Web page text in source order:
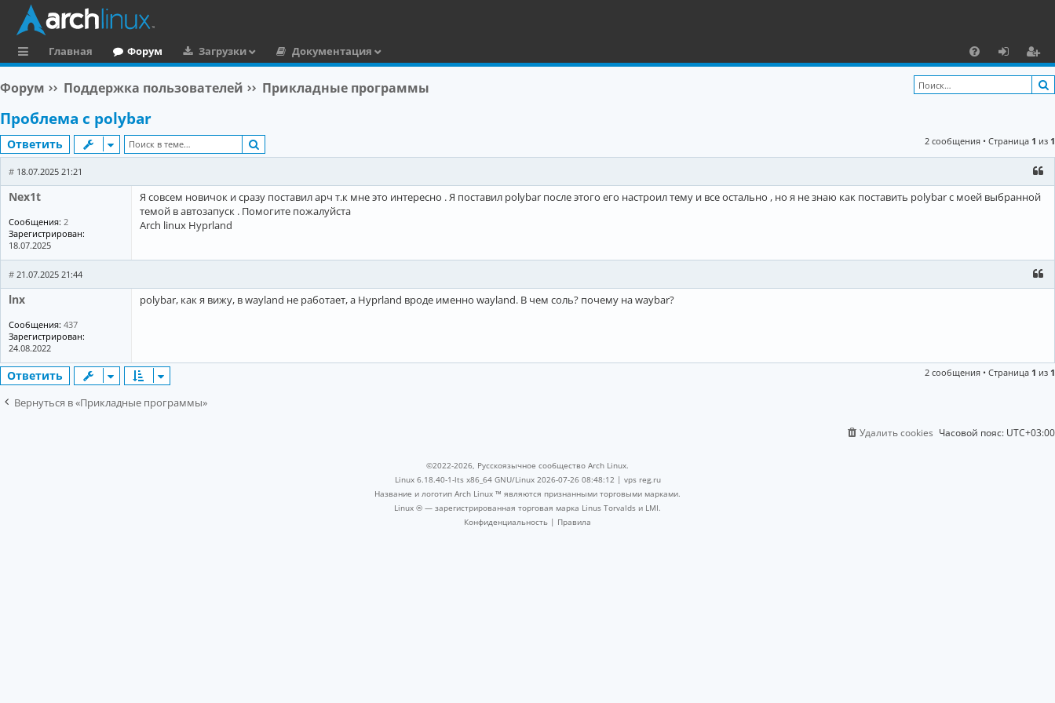
ы
л
к
и
Главная Форум Загрузки
Документация
F
A
х
о
ег
и
р
а
ц
Форум Поддержка пользователей Прикладные программы
Проблема с polybar
Ответить 2 сообщения • Страница 1 из 1
Nex1t
Сообщения: 2
Зарегистрирован:
18.07.2025
# 18.07.2025 21:21
Я совсем новичок и сразу поставил арч т.к мне это интересно . Я поставил polybar после этого его настроил тему и все остально , но я не знаю как поставить polybar с моей выбранной
темой в автозапуск . Помогите пожалуйста
Arch linux Hyprland
lnx
Сообщения: 437
Зарегистрирован:
24.08.2022
# 21.07.2025 21:44
polybar, как я вижу, в wayland не работает, а Hyprland вроде именно wayland. В чем соль? почему на waybar?
Ответить 2 сообщения • Страница 1 из 1
Вернуться в «Прикладные программы»
Часовой пояс: UTC+03:00
Удалить cookies
©2022-2026, Русскоязычное сообщество Arch Linux.
Linux 6.18.40-1-lts x86_64 GNU/Linux 2026-07-26 08:48:12 | vps reg.ru
Название и логотип Arch Linux ™ являются признанными торговыми марками.
Linux ® — зарегистрированная торговая марка Linus Torvalds и LMI.
Конфиденциальность | Правила